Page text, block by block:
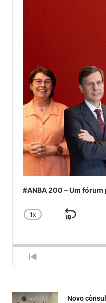
#ANBA 200 – Um
CHANGE
1X
SKIP
PREVIOUS
EPISODE
Novo